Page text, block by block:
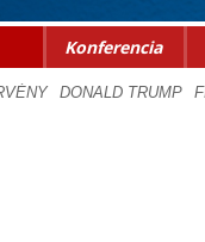
Konferencia